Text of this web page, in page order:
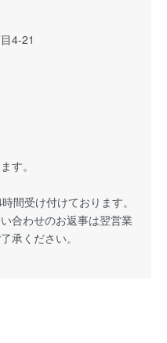
4-21
す。
間受け付けております。
合わせのお返事は翌営業
承ください。